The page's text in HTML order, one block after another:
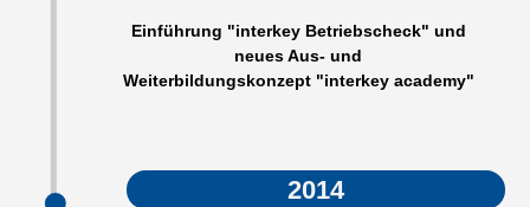
Einführung "interkey Betriebscheck" und
neues Aus- und
Weiterbildungskonzept "interkey academy"
2014